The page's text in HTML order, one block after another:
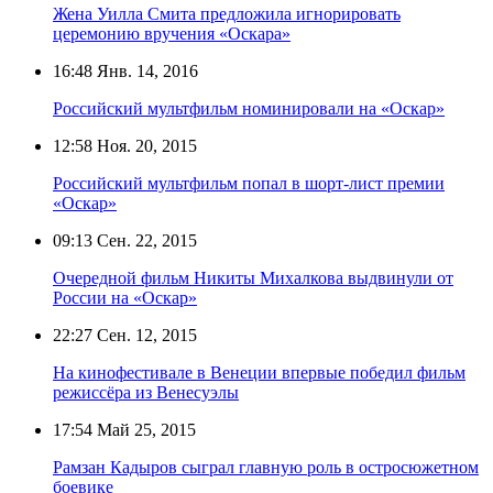
Жена Уилла Смита предложила игнорировать
церемонию вручения «Оскара»
16:48 Янв. 14, 2016
Российский мультфильм номинировали на «Оскар»
12:58 Ноя. 20, 2015
Российский мультфильм попал в шорт-лист премии
«Оскар»
09:13 Сен. 22, 2015
Очередной фильм Никиты Михалкова выдвинули от
России на «Оскар»
22:27 Сен. 12, 2015
На кинофестивале в Венеции впервые победил фильм
режиссёра из Венесуэлы
17:54 Май 25, 2015
Рамзан Кадыров сыграл главную роль в остросюжетном
боевике